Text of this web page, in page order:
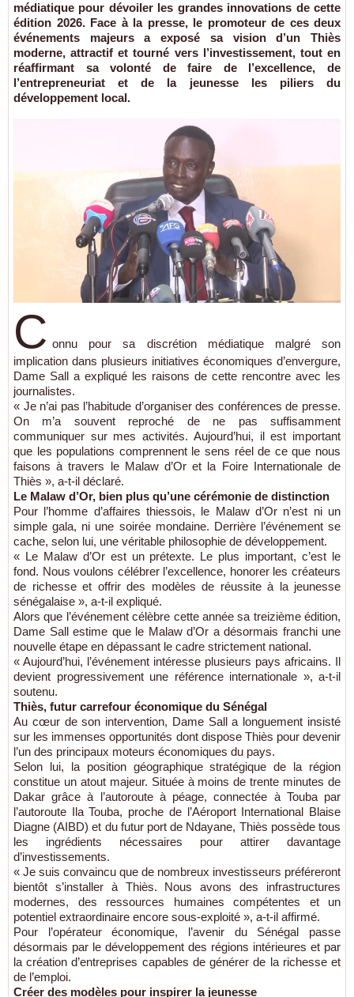
médiatique pour dévoiler les grandes innovations de cette
édition 2026.Face à la presse, le promoteur de ces deux
événements majeurs a exposé sa vision d’un Thiès
moderne, attractif et tourné vers l’investissement, tout en
réaffirmant sa volonté de faire de l’excellence, de
l’entrepreneuriat et de la jeunesse les piliers du
développement local.
C onnu pour sa discrétion médiatique malgré son
implication dans plusieurs initiatives économiques d’envergure,
Dame Sall a expliqué les raisons de cette rencontre avec les
journalistes.
« Je n’ai pas l’habitude d’organiser des conférences de presse.
On m’a souvent reproché de ne pas suffisamment
communiquer sur mes activités. Aujourd’hui, il est important
que les populations comprennent le sens réel de ce que nous
faisons à travers le Malaw d’Or et la Foire Internationale de
Thiès », a-t-il déclaré.
Le Malaw d’Or, bien plus qu’une cérémonie de distinction
Pour l’homme d’affaires thiessois, le Malaw d’Or n’est ni un
simple gala, ni une soirée mondaine. Derrière l’événement se
cache, selon lui, une véritable philosophie de développement.
« Le Malaw d’Or est un prétexte. Le plus important, c’est le
fond. Nous voulons célébrer l’excellence, honorer les créateurs
de richesse et offrir des modèles de réussite à la jeunesse
sénégalaise », a-t-il expliqué.
Alors que l’événement célèbre cette année sa treizième édition,
Dame Sall estime que le Malaw d’Or a désormais franchi une
nouvelle étape en dépassant le cadre strictement national.
« Aujourd’hui, l’événement intéresse plusieurs pays africains. Il
devient progressivement une référence internationale », a-t-il
soutenu.
Thiès, futur carrefour économique du Sénégal
Au cœur de son intervention, Dame Sall a longuement insisté
sur les immenses opportunités dont dispose Thiès pour devenir
l’un des principaux moteurs économiques du pays.
Selon lui, la position géographique stratégique de la région
constitue un atout majeur. Située à moins de trente minutes de
Dakar grâce à l’autoroute à péage, connectée à Touba par
l’autoroute Ila Touba, proche de l’Aéroport International Blaise
Diagne (AIBD) et du futur port de Ndayane, Thiès possède tous
les ingrédients nécessaires pour attirer davantage
d’investissements.
« Je suis convaincu que de nombreux investisseurs préféreront
bientôt s’installer à Thiès. Nous avons des infrastructures
modernes, des ressources humaines compétentes et un
potentiel extraordinaire encore sous-exploité », a-t-il affirmé.
Pour l’opérateur économique, l’avenir du Sénégal passe
désormais par le développement des régions intérieures et par
la création d’entreprises capables de générer de la richesse et
de l’emploi.
Créer des modèles pour inspirer la jeunesse